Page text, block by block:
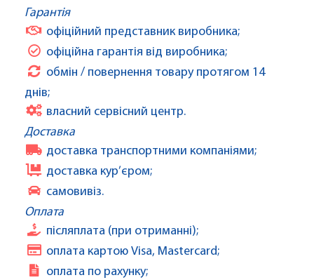
Гарантія
офіційний представник виробника;
офіційна гарантія від виробника;
обмін / повернення товару протягом 14
днів;
власний сервісний центр.
Доставка
доставка транспортними компаніями;
доставка кур’єром;
самовивіз.
Оплата
післяплата (при отриманні);
оплата картою Visa, Mastercard;
оплата по рахунку;